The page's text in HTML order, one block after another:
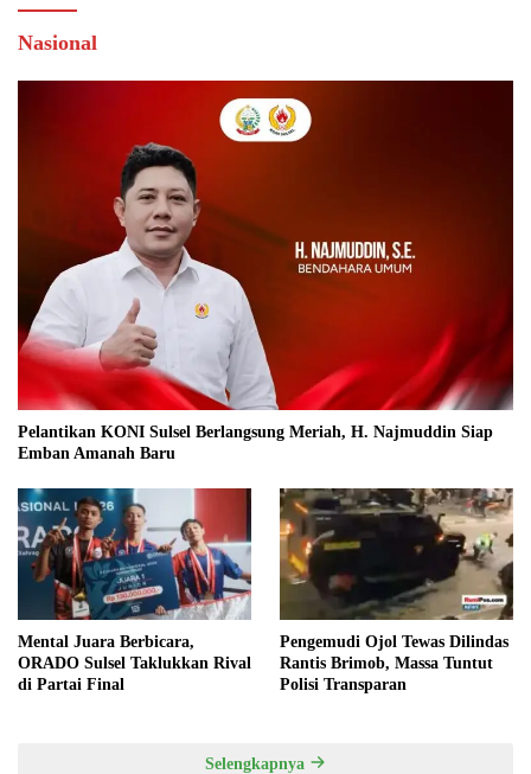
Nasional
Pelantikan KONI Sulsel Berlangsung Meriah, H. Najmuddin Siap
Emban Amanah Baru
Mental Juara Berbicara,
ORADO Sulsel Taklukkan Rival
di Partai Final
Pengemudi Ojol Tewas Dilindas
Rantis Brimob, Massa Tuntut
Polisi Transparan
Selengkapnya